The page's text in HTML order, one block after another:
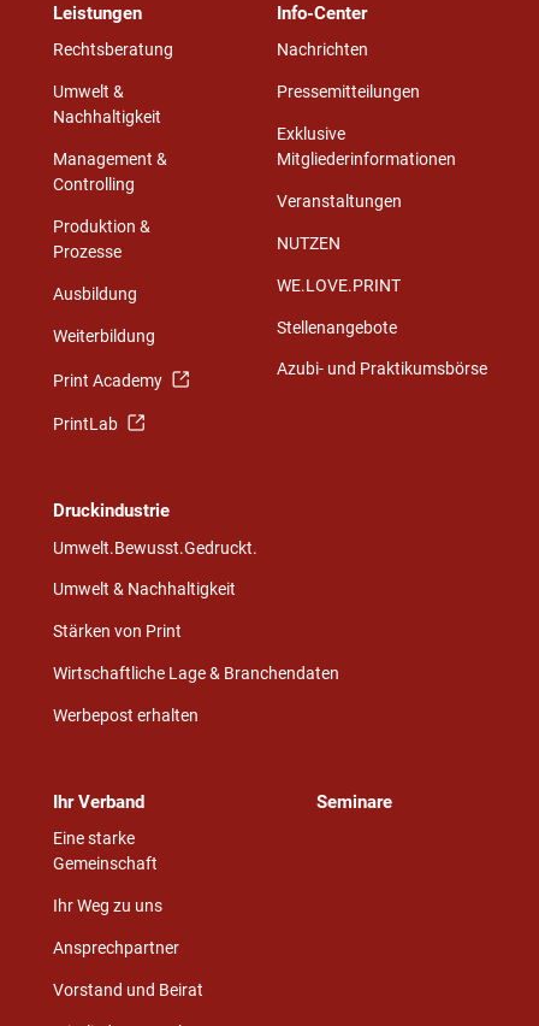
Leistungen
Rechtsberatung
Umwelt &
Nachhaltigkeit
Management &
Controlling
Produktion &
Prozesse
Ausbildung
Weiterbildung
Print Academy
PrintLab
Info-Center
Nachrichten
Pressemitteilungen
Exklusive
Mitgliederinformationen
Veranstaltungen
NUTZEN
WE.LOVE.PRINT
Stellenangebote
Azubi- und Praktikumsbörse
Druckindustrie
Umwelt.Bewusst.Gedruckt.
Umwelt & Nachhaltigkeit
Stärken von Print
Wirtschaftliche Lage & Branchendaten
Werbepost erhalten
Ihr Verband
Eine starke
Gemeinschaft
Ihr Weg zu uns
Ansprechpartner
Vorstand und Beirat
Seminare